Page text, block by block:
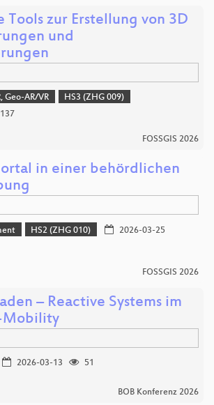
Tools zur Erstellung von 3D
und
Geo-AR/VR
HS3 (ZHG 009)
137
FOSSGIS 2026
in einer behördlichen
HS2 (ZHG 010)
2026-03-25
FOSSGIS 2026
– Reactive Systems im
Mobility
2026-03-13
51
BOB Konferenz 2026